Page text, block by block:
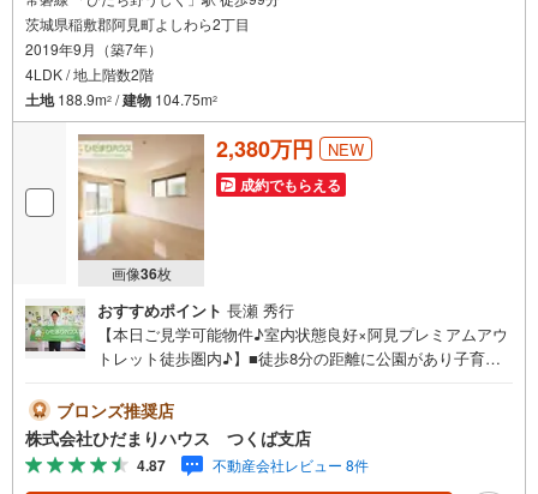
茨城県稲敷郡阿見町よしわら2丁目
2019年9月（築7年）
4LDK / 地上階数2階
土地188.9m2 /建物 104.75m2
画像36枚
2,380万円 NEW
成約でもらえる
おすすめポイント 長瀬 秀行
【本日ご見学可能物件♪室内状態良好×阿見プレミアムアウ
トレット徒歩圏内♪】■徒歩8分の距離に公園があり子育て
■カスミ徒歩11分！■ゴルフ場も近くゴルフ好きな方にもお
すすめ！未公開写真はひだまりハウスHPにて公開中♪■あ
みプレミアムアウトレット徒歩圏内！■ウォークインクロー
ゼットが多く収納力豊富■都市ガス物件で経済的！マイホー
ブロンズ推奨店
株式会社ひだまりハウス つくば支店
4.87 不動産会社レビュー 8件